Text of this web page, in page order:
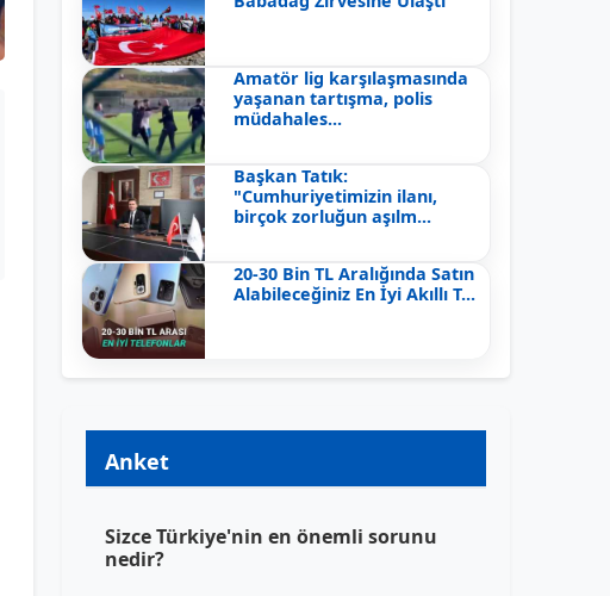
Amatör lig karşılaşmasında
yaşanan tartışma, polis
müdahales...
Başkan Tatık:
"Cumhuriyetimizin ilanı,
birçok zorluğun aşılm...
20-30 Bin TL Aralığında Satın
Alabileceğiniz En İyi Akıllı T...
Anket
Sizce Türkiye'nin en önemli sorunu
nedir?